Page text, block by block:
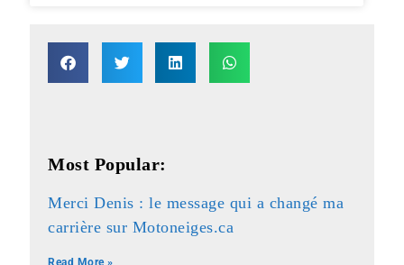
Most Popular:
Merci Denis : le message qui a changé ma
carrière sur Motoneiges.ca